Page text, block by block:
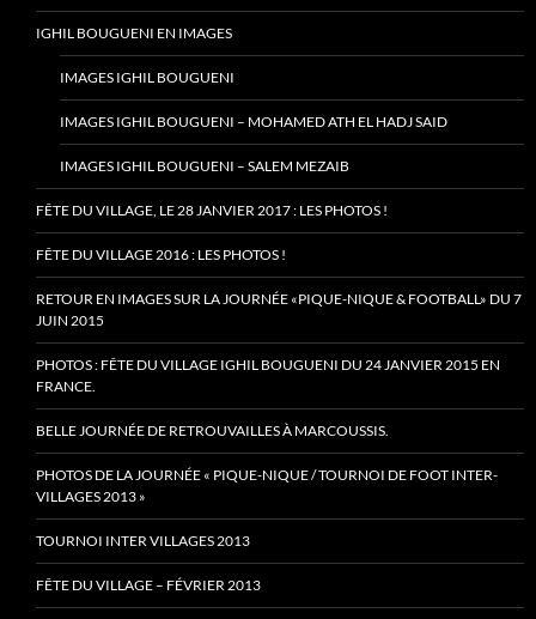
IGHIL BOUGUENI EN IMAGES
IMAGES IGHIL BOUGUENI
IMAGES IGHIL BOUGUENI – MOHAMED ATH EL HADJ SAID
IMAGES IGHIL BOUGUENI – SALEM MEZAIB
FÊTE DU VILLAGE, LE 28 JANVIER 2017 : LES PHOTOS !
FÊTE DU VILLAGE 2016 : LES PHOTOS !
RETOUR EN IMAGES SUR LA JOURNÉE «PIQUE-NIQUE & FOOTBALL» DU 7
JUIN 2015
PHOTOS : FÊTE DU VILLAGE IGHIL BOUGUENI DU 24 JANVIER 2015 EN
FRANCE.
BELLE JOURNÉE DE RETROUVAILLES À MARCOUSSIS.
PHOTOS DE LA JOURNÉE « PIQUE-NIQUE / TOURNOI DE FOOT INTER-
VILLAGES 2013 »
TOURNOI INTER VILLAGES 2013
FÊTE DU VILLAGE – FÉVRIER 2013